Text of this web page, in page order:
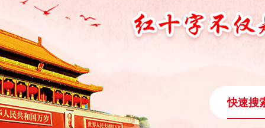
快速搜